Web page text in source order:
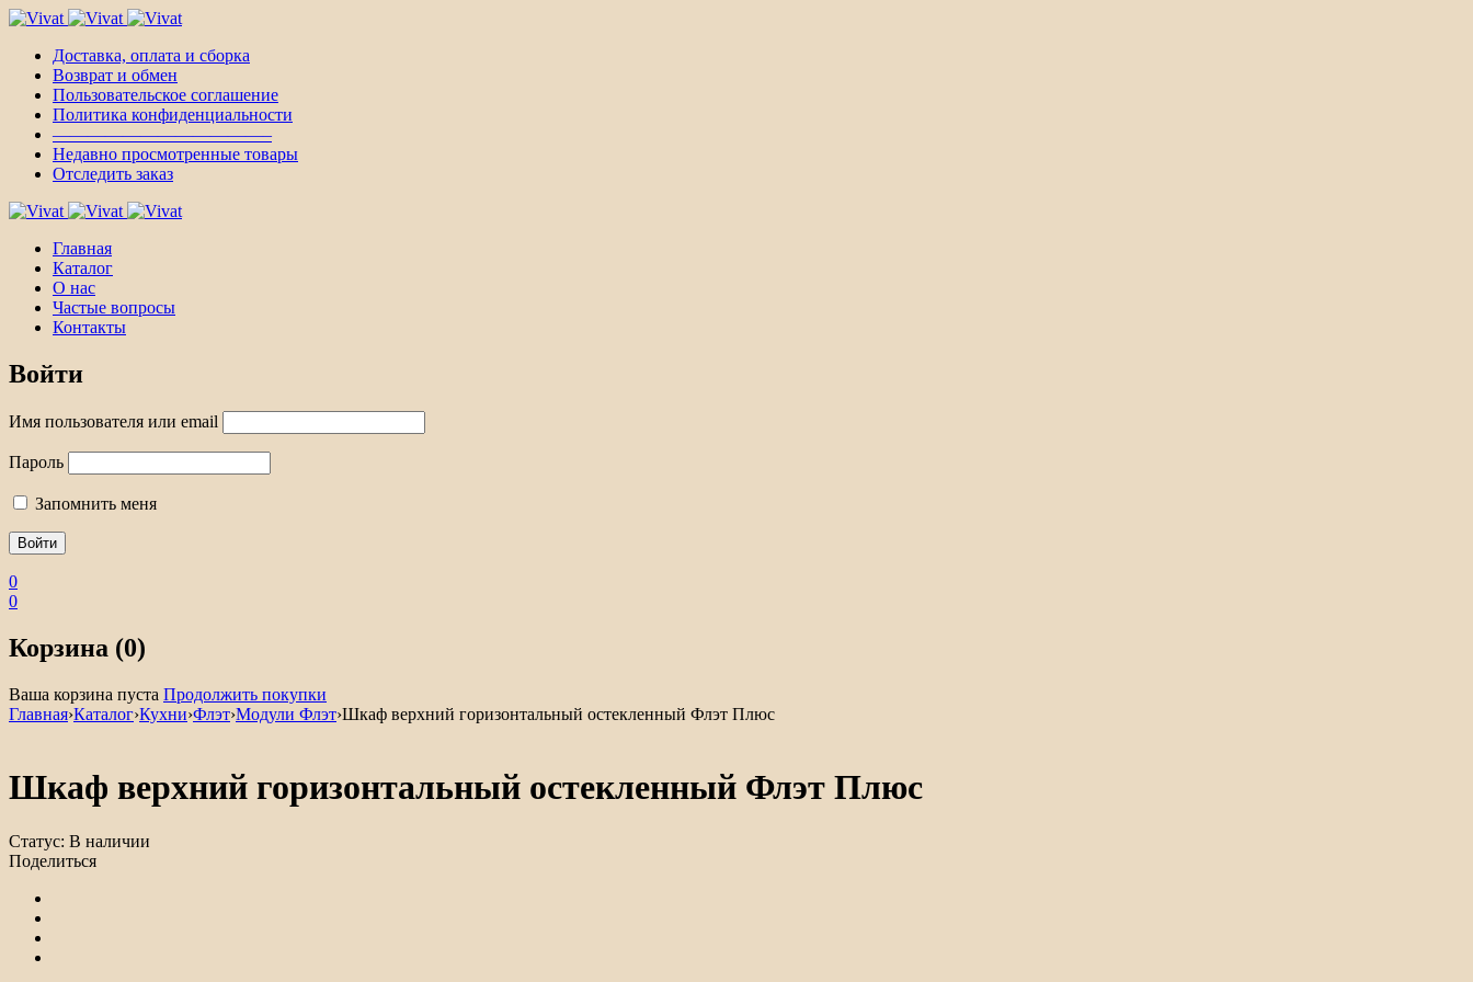
Доставка, оплата и сборка
Возврат и обмен
Пользовательское соглашение
Политика конфиденциальности
————————————–
Недавно просмотренные товары
Отследить заказ
Главная
Каталог
О нас
Частые вопросы
Контакты
Войти
Имя пользователя или email
Пароль
Запомнить меня
0
0
Корзина (0)
Ваша корзина пуста Продолжить покупки
Главная›Каталог›Кухни›Флэт›Модули Флэт›Шкаф верхний горизонтальный остекленный Флэт Плюс
Шкаф верхний горизонтальный остекленный Флэт Плюс
Статус: В наличии
Поделиться